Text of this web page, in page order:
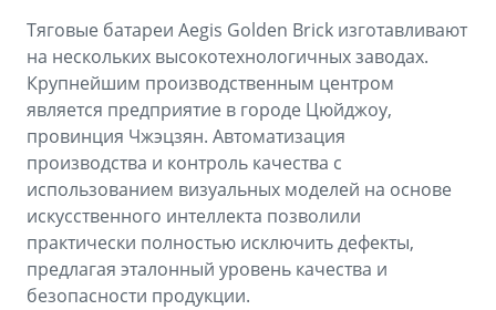
Тяговые батареи Aegis Golden Brick изготавливают
на нескольких высокотехнологичных заводах.
Крупнейшим производственным центром
является предприятие в городе Цюйджоу,
провинция Чжэцзян. Автоматизация
производства и контроль качества с
использованием визуальных моделей на основе
искусственного интеллекта позволили
практически полностью исключить дефекты,
предлагая эталонный уровень качества и
безопасности продукции.